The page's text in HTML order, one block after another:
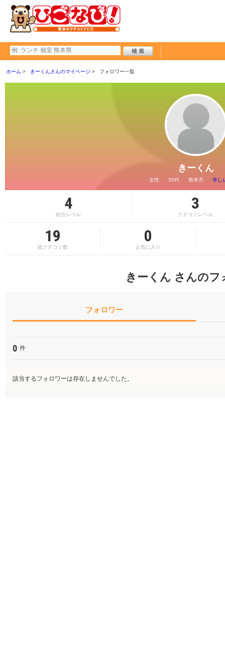
ホーム きーくんさんのマイページ フォロワー一覧
きーくん
女性 50代 熊本市 辛し
4
総合レベル
3
クチコミレベル
19
総クチコミ数
0
お気に入り
きーくん さんのフ
フォロワー
0 件
該当するフォロワーは存在しませんでした。